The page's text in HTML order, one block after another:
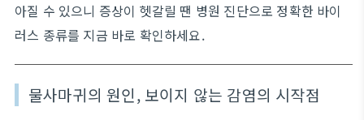
아질 수 있으니 증상이 헷갈릴 땐 병원 진단으로 정확한 바이
러스 종류를 지금 바로 확인하세요.
물사마귀의 원인, 보이지 않는 감염의 시작점